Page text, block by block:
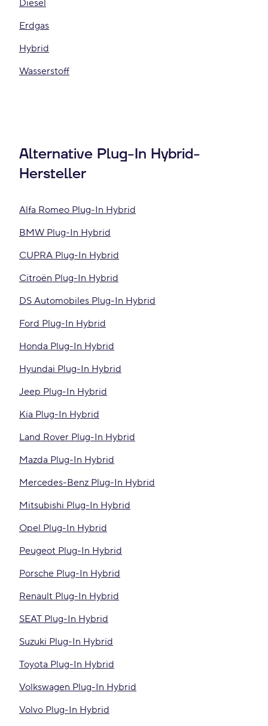
Diesel
Erdgas
Hybrid
Wasserstoff
Alternative Plug-In Hybrid-
Hersteller
Alfa Romeo Plug-In Hybrid
BMW Plug-In Hybrid
CUPRA Plug-In Hybrid
Citroën Plug-In Hybrid
DS Automobiles Plug-In Hybrid
Ford Plug-In Hybrid
Honda Plug-In Hybrid
Hyundai Plug-In Hybrid
Jeep Plug-In Hybrid
Kia Plug-In Hybrid
Land Rover Plug-In Hybrid
Mazda Plug-In Hybrid
Mercedes-Benz Plug-In Hybrid
Mitsubishi Plug-In Hybrid
Opel Plug-In Hybrid
Peugeot Plug-In Hybrid
Porsche Plug-In Hybrid
Renault Plug-In Hybrid
SEAT Plug-In Hybrid
Suzuki Plug-In Hybrid
Toyota Plug-In Hybrid
Volkswagen Plug-In Hybrid
Volvo Plug-In Hybrid